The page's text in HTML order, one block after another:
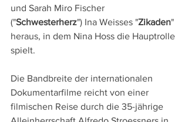
und Sarah Miro Fischer
("Schwesterherz") Ina Weisses "Zikaden"
heraus, in dem Nina Hoss die Hauptrolle
spielt.
Die Bandbreite der internationalen
Dokumentarfilme reicht von einer
filmischen Reise durch die 35-jährige